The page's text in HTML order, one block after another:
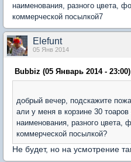
наименования, разного цвета,
коммерческой посылкой7
Elefunt
05 Янв 2014
Bubbiz (05 Январь 2014 -
добрый вечер, подскажите
али у меня в корзине 30
наименования, разного цвета,
коммерческой посылкой?
Не будет, но на усмотрение